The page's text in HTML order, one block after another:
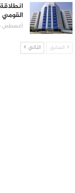
القومي
أغسطس 6, 2026
السابق التالي